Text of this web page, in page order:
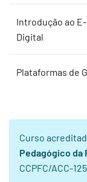
Introdução ao
Digital
Plataformas de
Curso
Pedagógico da
CCPFC/ACC-